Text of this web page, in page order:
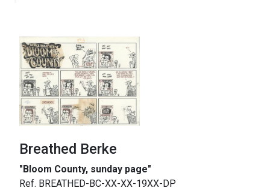
Breathed Berke
"Bloom County, sunday page"
Ref. BREATHED-BC-XX-XX-19XX-DP